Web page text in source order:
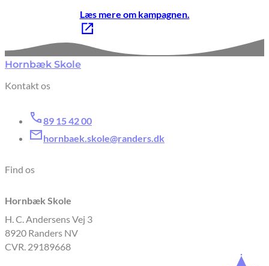
Læs mere om kampagnen.
Hornbæk Skole
Kontakt os
89 15 42 00
hornbaek.skole@randers.dk
Find os
Hornbæk Skole
H. C. Andersens Vej 3
8920 Randers NV
CVR. 29189668